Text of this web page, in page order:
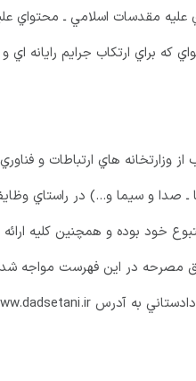
مقدسات اسلامي ـ محتواي
براي ارتكاب جرايم رايانه اي
هاي ارتباطات و
ـ صدا و سيما و...) در راستاي
خود بوده و همچنين كليه
مصرحه در اين فهرست مواجه